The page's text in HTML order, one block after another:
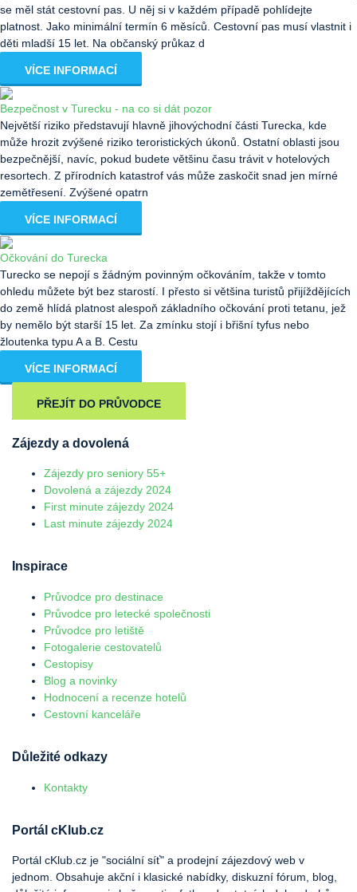
se měl stát cestovní pas. U něj si v každém případě pohlídejte
platnost. Jako minimální termín 6 měsíců. Cestovní pas musí vlastnit i
děti mladší 15 let. Na občanský průkaz d
VÍCE INFORMACÍ
Bezpečnost v Turecku - na co si dát pozor
Největší riziko představují hlavně jihovýchodní části Turecka, kde
může hrozit zvýšené riziko teroristických úkonů. Ostatní oblasti jsou
bezpečnější, navíc, pokud budete většinu času trávit v hotelových
resortech. Z přírodních katastrof vás může zaskočit snad jen mírné
zemětřesení. Zvýšené opatrn
VÍCE INFORMACÍ
Očkování do Turecka
Turecko se nepojí s žádným povinným očkováním, takže v tomto
ohledu můžete být bez starostí. I přesto si většina turistů přijíždějících
do země hlídá platnost alespoň základního očkování proti tetanu, jež
by nemělo být starší 15 let. Za zmínku stojí i břišní tyfus nebo
žloutenka typu A a B. Cestu
VÍCE INFORMACÍ
PŘEJÍT DO PRŮVODCE
Zájezdy a dovolená
Zájezdy pro seniory 55+
Dovolená a zájezdy 2024
First minute zájezdy 2024
Last minute zájezdy 2024
Inspirace
Průvodce pro destinace
Průvodce pro letecké společnosti
Průvodce pro letiště
Fotogalerie cestovatelů
Cestopisy
Blog a novinky
Hodnocení a recenze hotelů
Cestovní kanceláře
Důležité odkazy
Kontakty
Portál cKlub.cz
Portál cKlub.cz je "sociální síť" a prodejní zájezdový web v
jednom. Obsahuje akční i klasické nabídky, diskuzní fórum, blog,